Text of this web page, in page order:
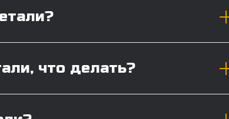
что делать?